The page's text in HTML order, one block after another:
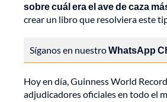
sobre cuál era el ave de caza
crear un libro que resolviera este
Síganos en nuestroWhatsApp
Hoy en día, Guinness World
adjudicadores oficiales en todo el